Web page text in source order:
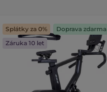
Splátky za 0%
Doprava zdarma
Záruka 10 let